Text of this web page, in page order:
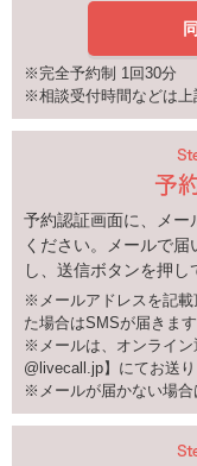
※完全予約制 1回30分
※相談受付時間などは
予約認証画面に、メー
ください。メールで
し、送信ボタンを押し
※メールアドレスを記載
た場合はSMSが届きます
※メールは、オンライン
@livecall.jp】にてお送り
※メールが届かない場合